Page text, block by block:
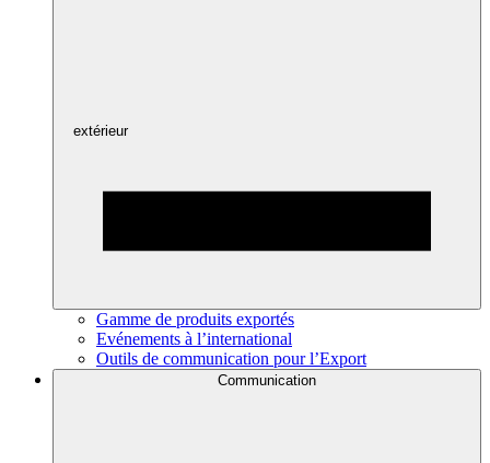
extérieur
Gamme de produits exportés
Evénements à l’international
Outils de communication pour l’Export
Communication